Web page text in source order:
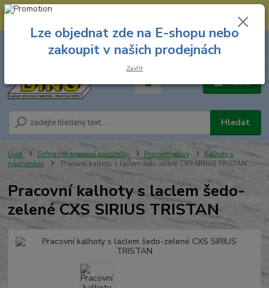
--- Spojovací materiál: 774 431 045 --- Prodejna nářadí: 731 449 423 --
Menu
Hledat
8.00 hod. - 16.00 hod.
za
Úvod Ochranné pracovní prostředky Pracovní oděvy
Kalhoty s
náprsenkou
Pracovní kalhoty s laclem šedo-zelené CXS SIRIUS TRISTAN
Pracovní kalhoty s laclem šedo-
zelené CXS SIRIUS TRISTAN
Lze objednat zde na E-shopu nebo
zakoupit v našich prodejnách
Zavřít